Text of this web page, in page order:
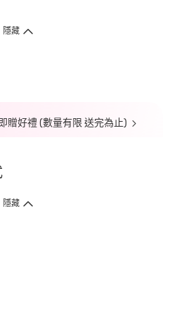
隱藏
贈好禮 (數量有限 送完為止)
隱藏